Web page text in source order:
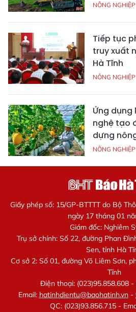
NÔNG NGHIỆP
Tiếp tục
truy xuất
Hà Tĩnh
NÔNG NGHIỆP
Ứng
nghệ tạo
dựng
NÔNG NGHIỆP
Giấy phép số: 15/GP-BTTTT do Bộ
ngày 17 tháng 01
Giám đốc: Nghiêm
Trụ sở chính: Số 22, đường Phan
Sen, tỉnh Hà
Cơ sở 2: Số 01, đường Võ Liêm Sơn,
Tĩnh
Điện thoại: (023)95.858.608 -
Email: hatinhdientu@baohatinh.vn-
QC: (023)93.856.715 -